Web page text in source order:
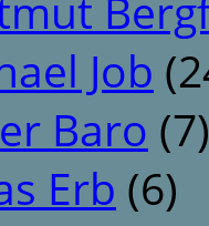
Job
Baro (7)
Erb (6)